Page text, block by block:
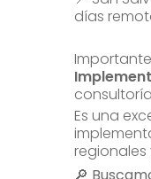
días
Es una
regionales